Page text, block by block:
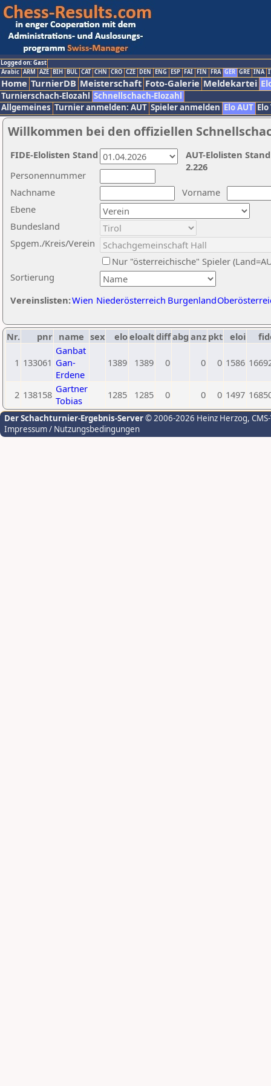
Logged on: Gast
Arabic ARM AZE BIH BUL CAT CHN CRO CZE DEN ENG ESP FAI FIN FRA GER GRE INA
Home TurnierDB Meisterschaft Foto-Galerie Meldekartei
Turnierschach-Elozahl Schnellschach-Elozahl
Allgemeines Turnier anmelden: AUT Spieler anmelden Elo AUT
Willkommen bei den offiziellen
Nachname
Vorname
Ebene
Sortierung
Personennummer
Bundesland
Spgem./Kreis/Verein
Nur "österreichische" Spieler
Vereinslisten:Wien Niederösterreich Burgenland
AUT-Elolisten
2.226
FIDE-Elolisten Stand
Nr. pnr name sex eloeloaltdiffabg anz pkt eloi
1 133061
Ganbat
Gan-
Erdene
1389 1389 0 0 0 1586
2 138158 Gartner
Tobias
1285 1285 0 0 0 1497
Der Schachturnier-Ergebnis-Server© 2006-2026 Heinz Herzog,
Impressum / Nutzungsbedingungen